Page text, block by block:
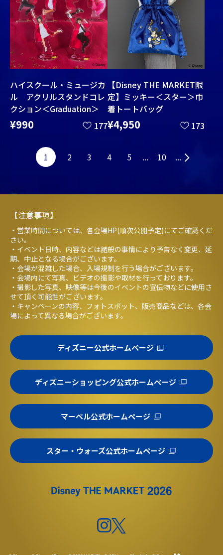
177
ハイスクール・ミュージカ
ル アクリルスタンドコレ
クション＜Graduation＞
¥990 173
【Disney THE MARKET限
定】ミッキー＜スター＞巾
着トートバッグ
¥4,950
1 2 3 4 5 ... 10 ...
【注意事項】
・営業時間については、各会場HP(順次公開予定)にてご確認くだ
さい。
・イベント日時、内容などは諸般の事情により予告なく変更、延
期、中止となる場合がございます。
・会場が混雑した場合、入場規制を行う場合がございます。
・会場内にて写真、ビデオの撮影や取材を行っております。
・撮影した写真、映像等は今後のイベントの宣伝物などに使用さ
せて頂く可能性がございます。
・キャンペーンの内容、フォトスポット、販売商品などは、各会
場によって異なる場合がございます。
ディズニー公式ホームページ
ディズニーショッピング公式ホームページ
マーベル公式ホームページ
スター・ウォーズ公式ホームページ